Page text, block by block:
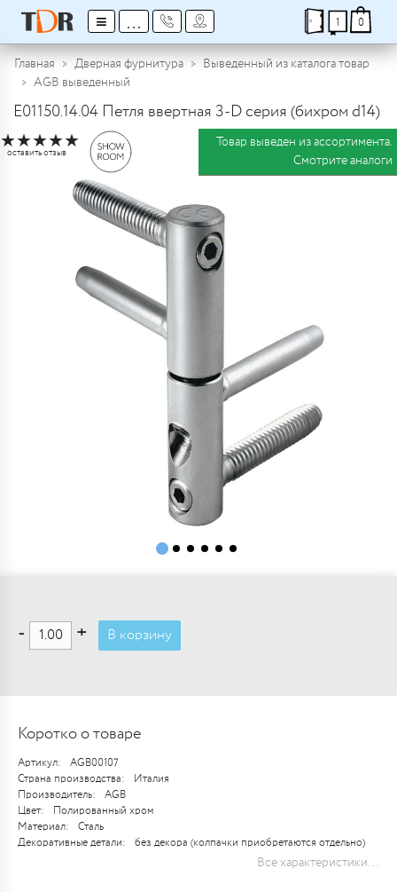
≡ ... 1 0
Главная Дверная фурнитура
Выведенный из каталога товар
AGB выведенный
E01150.14.04 Петля ввертная 3-D серия (бихром d14)
★★★★★
оставить отзыв
Товар выведен из ассортимента.
Смотрите аналоги
- + В корзину
Коротко о товаре
Артикул:
AGB00107
Страна производства:
Италия
Производитель:
AGB
Цвет:
Полированный хром
Материал:
Сталь
Декоративные детали:
без декора (колпачки приобретаются отдельно)
Все характеристики...